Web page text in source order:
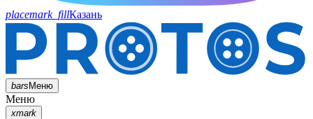
placemark_fillКазань
barsМеню
Меню
xmark